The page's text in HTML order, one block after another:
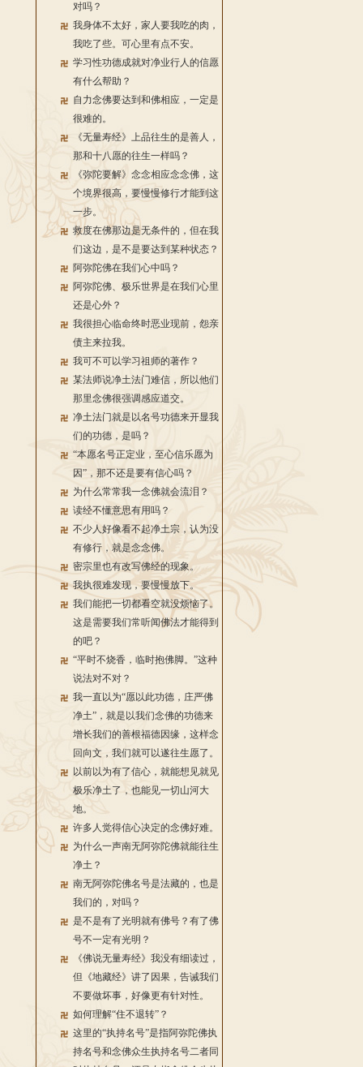
对吗？
我身体不太好，家人要我吃的肉，
我吃了些。可心里有点不安。
学习性功德成就对净业行人的信愿
有什么帮助？
自力念佛要达到和佛相应，一定是
很难的。
《无量寿经》上品往生的是善人，
那和十八愿的往生一样吗？
《弥陀要解》念念相应念念佛，这
个境界很高，要慢慢修行才能到这
一步。
救度在佛那边是无条件的，但在我
们这边，是不是要达到某种状态？
阿弥陀佛在我们心中吗？
阿弥陀佛、极乐世界是在我们心里
还是心外？
我很担心临命终时恶业现前，怨亲
债主来拉我。
我可不可以学习祖师的著作？
某法师说净土法门难信，所以他们
那里念佛很强调感应道交。
净土法门就是以名号功德来开显我
们的功德，是吗？
“本愿名号正定业，至心信乐愿为
因”，那不还是要有信心吗？
为什么常常我一念佛就会流泪？
读经不懂意思有用吗？
不少人好像看不起净土宗，认为没
有修行，就是念念佛。
密宗里也有改写佛经的现象。
我执很难发现，要慢慢放下。
我们能把一切都看空就没烦恼了。
这是需要我们常听闻佛法才能得到
的吧？
“平时不烧香，临时抱佛脚。”这种
说法对不对？
我一直以为“愿以此功德，庄严佛
净土”，就是以我们念佛的功德来
增长我们的善根福德因缘，这样念
回向文，我们就可以遂往生愿了。
以前以为有了信心，就能想见就见
极乐净土了，也能见一切山河大
地。
许多人觉得信心决定的念佛好难。
为什么一声南无阿弥陀佛就能往生
净土？
南无阿弥陀佛名号是法藏的，也是
我们的，对吗？
是不是有了光明就有佛号？有了佛
号不一定有光明？
《佛说无量寿经》我没有细读过，
但《地藏经》讲了因果，告诫我们
不要做坏事，好像更有针对性。
如何理解“住不退转”？
这里的“执持名号”是指阿弥陀佛执
持名号和念佛众生执持名号二者同